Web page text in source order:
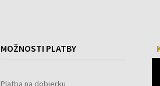
MOŽNOSTI PLATBY
Platba na dobierku